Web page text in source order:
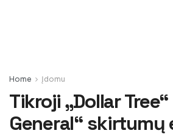
Home Įdomu
Tikroji „Dollar
General“ skirtumų